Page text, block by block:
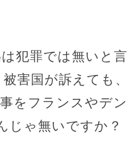
犯罪では無いと
害国が訴えても
をフランスやデ
じゃ無いですか？